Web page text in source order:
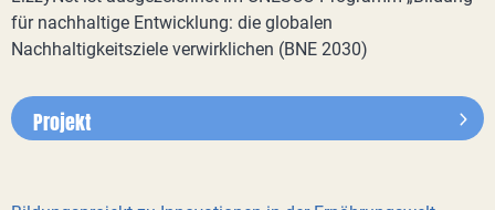
für nachhaltige Entwicklung: die globalen
Nachhaltigkeitsziele verwirklichen (BNE 2030)
Projekt